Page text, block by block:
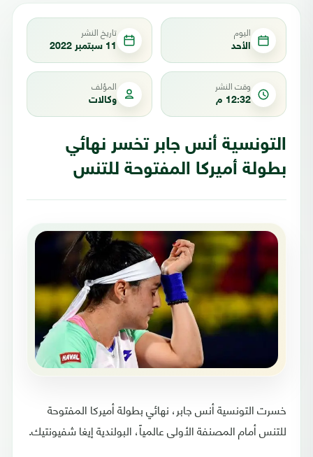
اليوم
الأحد
تاريخ النشر
11 سبتمبر 2022
وقت النشر
12:32 م
المؤلف
وكالات
التونسية أنس جابر تخسر نهائي
بطولة أميركا المفتوحة للتنس
خسرت التونسية أنس جابر، نهائي بطولة أميركا المفتوحة
للتنس أمام المصنفة الأولى عالمياً، البولندية إيغا شفيونتيك.